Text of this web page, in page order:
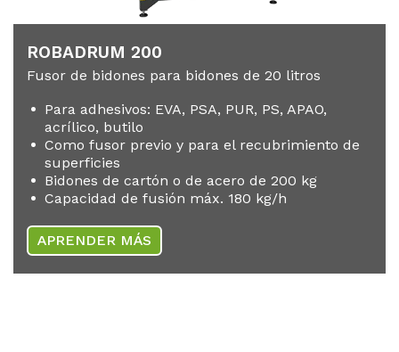
RO­B­AD­RUM 200
Fusor de bidones para bidones de 20 litros
Para adhesivos: EVA, PSA, PUR, PS, APAO,
acrílico, butilo
Como fusor previo y para el recubrimiento de
superficies
Bidones de cartón o de acero de 200 kg
Capacidad de fusión máx. 180 kg/h
APRENDER MÁS